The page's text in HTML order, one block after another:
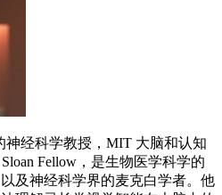
经科学教授，MIT 大脑和认知
Fellow，是生物医学科学的
以及神经科学界的麦克白学者。他